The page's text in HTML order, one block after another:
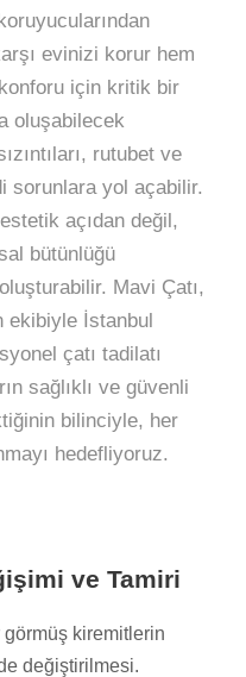
evinizi korur hem
için kritik bir
oluşabilecek
rutubet ve
sorunlara yol açabilir.
açıdan değil,
bütünlüğü
Mavi Çatı,
ekibiyle İstanbul
çatı tadilatı
sağlıklı ve güvenli
bilinciyle, her
hedefliyoruz.
ve Tamiri
görmüş kiremitlerin
değiştirilmesi.